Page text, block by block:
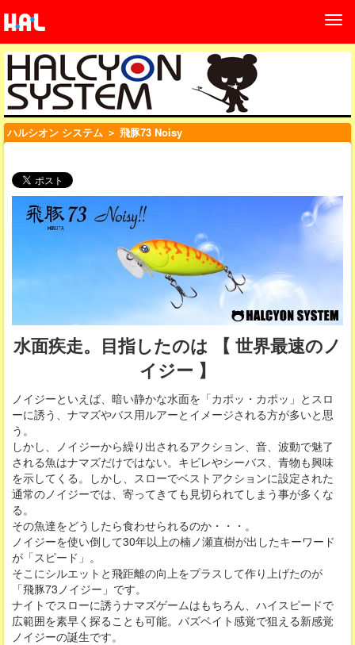
ハルシオン システム ＞ 飛豚73 Noisy
水面疾走。目指したのは 【 世界最速のノ
イジー 】
ノイジーといえば、暗い静かな水面を「カポッ・カポッ」とスロ
ーに誘う、ナマズやバス用ルアーとイメージされる方が多いと思
う。
しかし、ノイジーから繰り出されるアクション、音、波動で魅了
される魚はナマズだけではない。キビレやシーバス、青物も興味
を示してくる。しかし、スローでベストアクションに設定された
通常のノイジーでは、寄ってきても見切られてしまう事が多くな
る。
その魚達をどうしたら食わせられるのか・・・。
ノイジーを使い倒して30年以上の楠ノ瀬直樹が出したキーワード
が「スピード」。
そこにシルエットと飛距離の向上をプラスして作り上げたのが
「飛豚73ノイジー」です。
ナイトでスローに誘うナマズゲームはもちろん、ハイスピードで
広範囲を素早く探ることも可能。バズベイト感覚で狙える新感覚
ノイジーの誕生です。